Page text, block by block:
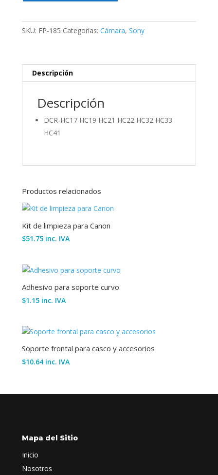
cantidad
SKU: FP-185 Categorías: Cámara, Sony
Descripción
Descripción
DCR-HC17 HC19 HC21 HC22 HC32 HC33
HC41
Productos relacionados
Kit de limpieza para Canon
$51.75 inc. IVA
Adhesivo para soporte curvo
$1.15 inc. IVA
Soporte frontal para casco y accesorios
$10.64 inc. IVA
Mapa del Sitio
Inicio
Nosotros